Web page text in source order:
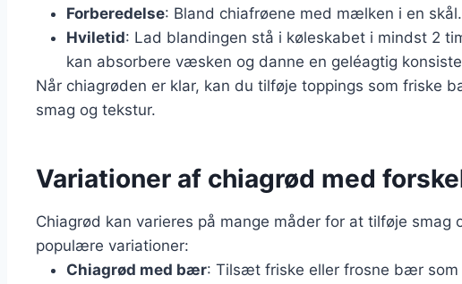
Forberedelse: Bland chiafrøene med mælken i en
Hviletid: Lad blandingen stå i køleskabet i mindst 2
kan absorbere væsken og danne en geléagtig
Når chiagrøden er klar, kan du tilføje toppings som friske
smag og tekstur.
Variationer af chiagrød med
Chiagrød kan varieres på mange måder for at tilføje
populære variationer:
Chiagrød med bær: Tilsæt friske eller frosne bær